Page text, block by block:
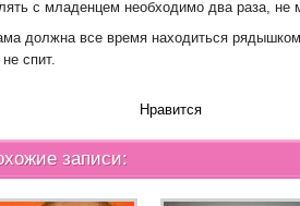
с младенцем необходимо два раза, не
должна все время находиться
спит.
Нравится
записи: